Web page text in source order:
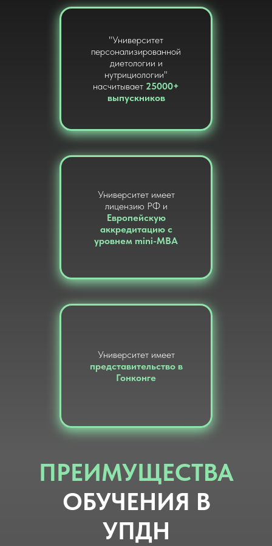
Университет имеет
лицензию РФ и
Европейскую
аккредитацию с
уровнем mini-MBA
Университет имеет
представительство в
Гонконге
"Университет
персонализированной
диетологии и
нутрициологии"
насчитывает 25000+
выпускников
ПРЕИМУЩЕСТВА
ОБУЧЕНИЯ В
УПДН